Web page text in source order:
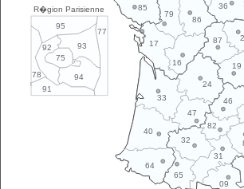
R�gion Parisienne
77
78
91
95
93
75
94
92
16
17
19
24
31
32
33
36
40
46
47
64
65
09
79
82
85
86
87